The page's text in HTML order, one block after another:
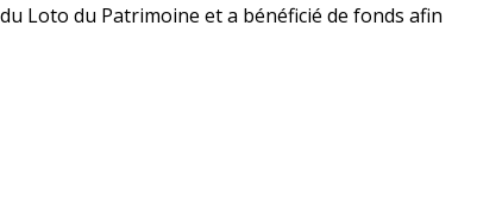
Loto du Patrimoine et a bénéficié de fonds afin